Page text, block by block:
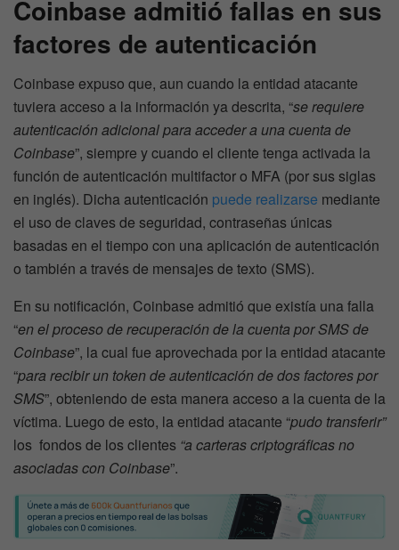
Coinbase admitió fallas en sus
factores de autenticación
Coinbase expuso que, aun cuando la entidad atacante
tuviera acceso a la información ya descrita, “se requiere
autenticación adicional para acceder a una cuenta de
Coinbase”, siempre y cuando el cliente tenga activada la
función de autenticación multifactor o MFA (por sus siglas
en inglés). Dicha autenticación puede realizarse mediante
el uso de claves de seguridad, contraseñas únicas
basadas en el tiempo con una aplicación de autenticación
o también a través de mensajes de texto (SMS).
En su notificación, Coinbase admitió que existía una falla
“en el proceso de recuperación de la cuenta por SMS de
Coinbase”, la cual fue aprovechada por la entidad atacante
“para recibir un token de autenticación de dos factores por
SMS”, obteniendo de esta manera acceso a la cuenta de la
víctima. Luego de esto, la entidad atacante “pudo transferir”
los fondos de los clientes “a carteras criptográficas no
asociadas con Coinbase”.